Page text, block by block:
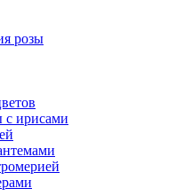
розы
с ирисами